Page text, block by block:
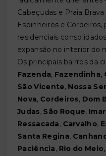
Cabeçudas e Praia
Espinheiros e Cordeiros,
residenciais
expansão no interior do
Os principais bairros da
Fazenda, Fazendinha,
São Vicente, Nossa
Nova, Cordeiros, Dom
Judas, São Roque,
Ressacada, Carvalho,
Santa Regina,
Paciência, Rio do Meio